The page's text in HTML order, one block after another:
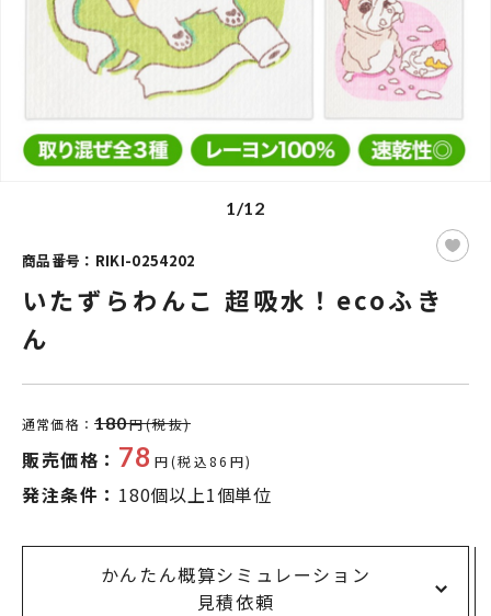
1/12
商品番号：RIKI-0254202
いたずらわんこ 超吸水！ecoふき
ん
通常価格： 180円(税抜)
販売価格： 78 円(税込86円)
発注条件： 180個以上1個単位
かんたん概算シミュレーション
見積依頼